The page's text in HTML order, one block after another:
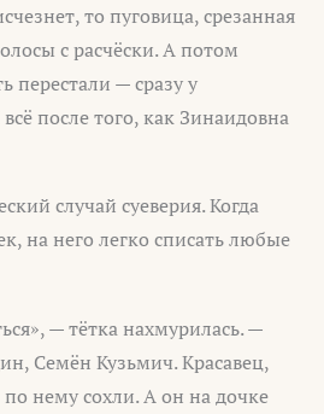
то пуговица, срезанная
с расчёски. А потом
перестали — сразу у
после того, как Зинаидовна
случай суеверия. Когда
на него легко списать любые
— тётка нахмурилась. —
Семён Кузьмич. Красавец,
по нему сохли. А он на дочке